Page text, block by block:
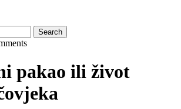
pakao ili život